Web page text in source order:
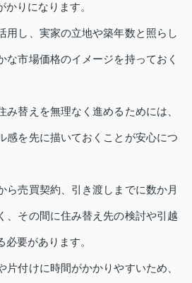
りになります。
用し、実家の立地や築年数と照らし
な市場価格のイメージを持っておく
み替えを無理なく進めるためには、
感を先に描いておくことが安心につ
ら売買契約、引き渡しまでに数か月
、その間に住み替え先の検討や引越
必要があります。
片付けに時間がかかりやすいため、